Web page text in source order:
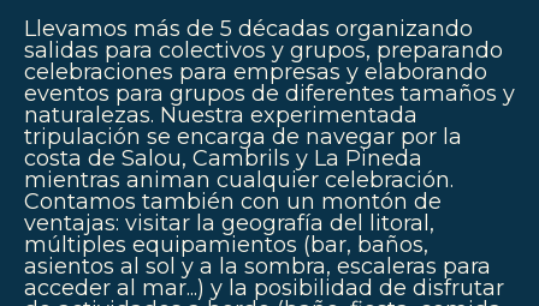
Llevamos más de 5 décadas organizando
salidas para colectivos y grupos, preparando
celebraciones para empresas y elaborando
eventos para grupos de diferentes tamaños y
naturalezas. Nuestra experimentada
tripulación se encarga de navegar por la
costa de Salou, Cambrils y La Pineda
mientras animan cualquier celebración.
Contamos también con un montón de
ventajas: visitar la geografía del litoral,
múltiples equipamientos (bar, baños,
asientos al sol y a la sombra, escaleras para
acceder al mar...) y la posibilidad de disfrutar